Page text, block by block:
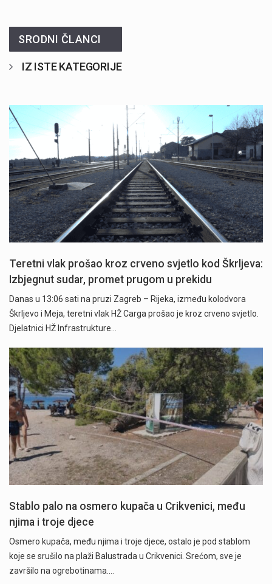
SRODNI ČLANCI
IZ ISTE KATEGORIJE
Teretni vlak prošao kroz crveno svjetlo kod Škrljeva:
Izbjegnut sudar, promet prugom u prekidu
Danas u 13:06 sati na pruzi Zagreb – Rijeka, između kolodvora
Škrljevo i Meja, teretni vlak HŽ Carga prošao je kroz crveno svjetlo.
Djelatnici HŽ Infrastrukture…
Stablo palo na osmero kupača u Crikvenici, među
njima i troje djece
Osmero kupača, među njima i troje djece, ostalo je pod stablom
koje se srušilo na plaži Balustrada u Crikvenici. Srećom, sve je
završilo na ogrebotinama.…